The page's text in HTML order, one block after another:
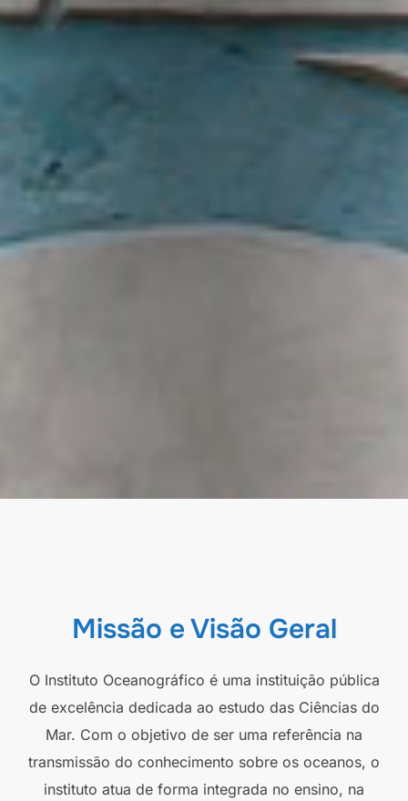
Missão e Visão Geral
O Instituto Oceanográfico é uma instituição pública
de excelência dedicada ao estudo das Ciências do
Mar. Com o objetivo de ser uma referência na
transmissão do conhecimento sobre os oceanos, o
instituto atua de forma integrada no ensino, na